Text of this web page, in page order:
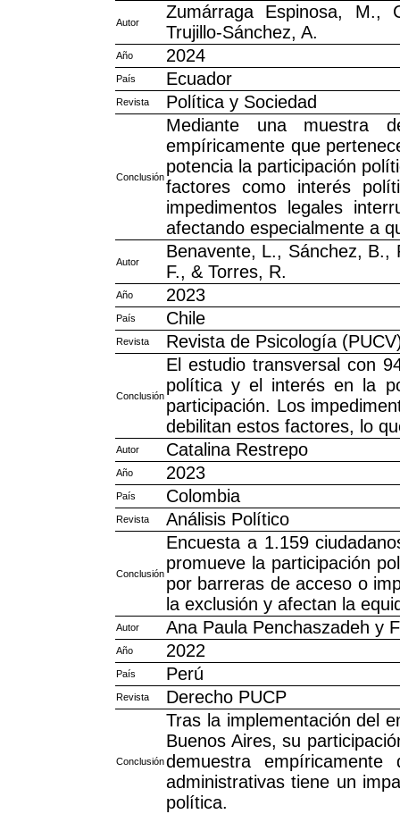
Autor
Zumárraga Espinosa, M.,
Trujillo-Sánchez, A.
Año 2024
País Ecuador
Revista Política y Sociedad
Conclusión
Mediante una muestra
empíricamente que
potencia la participación
factores como interés
impedimentos legales
afectando especialmente a
Autor
Benavente, L., Sánchez,
F., & Torres, R.
Año 2023
País Chile
Revista Revista de Psicología
Conclusión
El estudio transversal con
política y el interés en la
participación. Los
debilitan estos factores, lo
Autor Catalina Restrepo
Año 2023
País Colombia
Revista Análisis Político
Conclusión
Encuesta a 1.159
promueve la participación
por barreras de acceso o
la exclusión y afectan la
Autor Ana Paula Penchaszadeh y
Año 2022
País Perú
Revista Derecho PUCP
Conclusión
Tras la implementación del
Buenos Aires, su
demuestra
administrativas tiene un
política.